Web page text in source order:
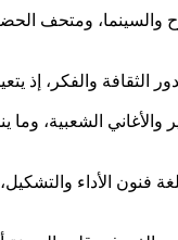
والسينما، ومتحف
والأغاني
فنون الأداء